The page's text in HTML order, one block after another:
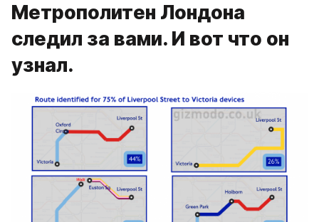
Метрополитен Лондона
следил за вами. И вот что он
узнал.